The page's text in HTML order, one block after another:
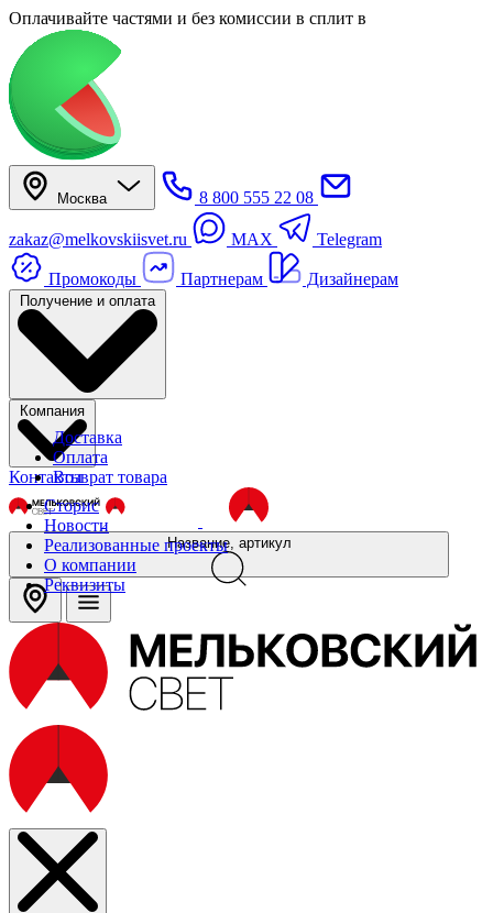
Оплачивайте частями и без комиссии в сплит в
Москва 8 800 555 22 08
zakaz@melkovskiisvet.ru MAX Telegram
Промокоды Партнерам Дизайнерам
Получение и оплата
Доставка
Оплата
Возврат товара
Компания
Сторис
Новости
Реализованные проекты
О компании
Реквизиты
Контакты
Название, артикул